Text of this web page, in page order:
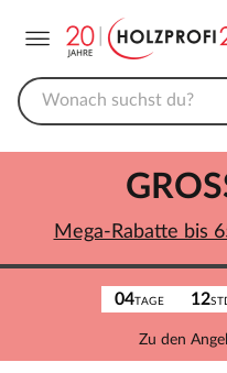
04TAGE 12
Zu den
Mega-Rabatte bis